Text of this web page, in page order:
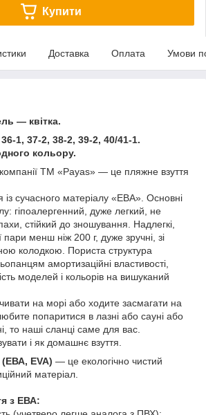
Купити
Доставка Оплата Умови
— квітка.
1, 37-2, 38-2, 39-2, 40/41-1.
кольору.
ТМ «Payas» — це пляжне взуття
із сучасного матеріалу «ЕВА». Основні
гіпоалергенний, дуже легкий, не
стійкий до зношування. Надлегкі,
менш ніж 200 г, дуже зручні, зі
колодкою. Пориста структура
амортизаційні властивості,
моделей і кольорів на вишуканий
на морі або ходите засмагати на
попаритися в лазні або сауні або
то наші сланці саме для вас.
і як домашнє взуття.
(ЕВА, EVA) — це екологічно чистий
матеріал.
з ЕВА: